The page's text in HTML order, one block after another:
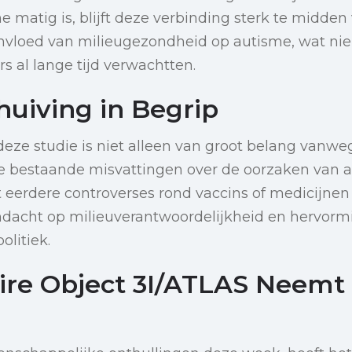
matig is, blijft deze verbinding sterk te midden
van milieugezondheid op autisme, wat
al lange tijd verwachtten.
in Begrip
studie is niet alleen van groot belang
bestaande misvattingen over de oorzaken van
controverses rond vaccins of
op milieuverantwoordelijkheid en
Object 3I/ATLAS Neemt